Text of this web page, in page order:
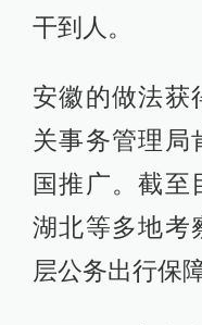
干到人。
安徽的做法获
关事务管理局
国推广。截至
湖北等多地考
层公务出行保